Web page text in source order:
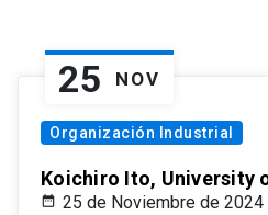
25 NOV
Organización Industrial
Koichiro Ito, University
25 de Noviembre de 2024